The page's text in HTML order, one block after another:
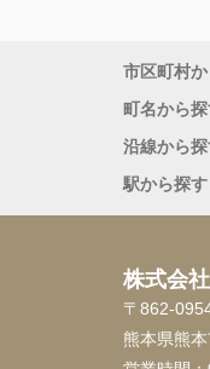
市区町村
町名から
沿線から
駅から探す
株式会
〒862-
熊本県熊